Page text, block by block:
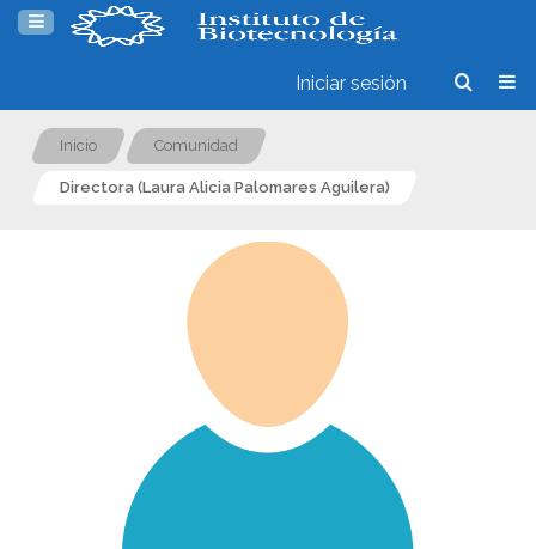
Iniciar sesión
Inicio Comunidad
Directora (Laura Alicia Palomares Aguilera)